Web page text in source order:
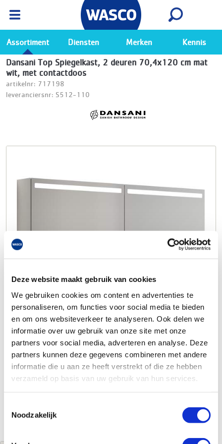
Deze website maakt gebruik van cookies
We gebruiken cookies om content en advertenties te
personaliseren, om functies voor social media te bieden
en om ons websiteverkeer te analyseren. Ook delen we
informatie over uw gebruik van onze site met onze
partners voor social media, adverteren en analyse. Deze
partners kunnen deze gegevens combineren met andere
informatie die u aan ze heeft verstrekt of die ze hebben
verzameld op basis van uw gebruik van hun services.
Noodzakelijk
Ga naar de Wasco app
Bekijk
Assortiment Diensten Merken Kennis
Dansani Top Spiegelkast, 2 deuren 70,4x120 cm mat
wit, met contactdoos
artikelnr: 717198
leveranciersnr: S512-110